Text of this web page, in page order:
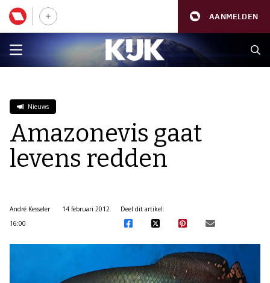
AANMELDEN
Nieuws
Amazonevis gaat
levens redden
André Kesseler
14 februari 2012
16:00
Deel dit artikel: